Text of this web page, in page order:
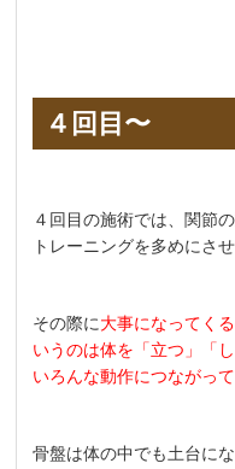
４回目〜
４回目の施術では、関節
トレーニングを多めにさ
その際に大事になってく
いうのは体を「立つ」「
いろんな動作につながっ
骨盤は体の中でも土台に